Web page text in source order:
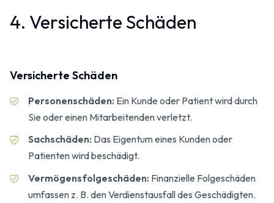
4. Versicherte Schäden
Versicherte Schäden
Personenschäden: Ein Kunde oder Patient wird durch
Sie oder einen Mitarbeitenden verletzt.
Sachschäden: Das Eigentum eines Kunden oder
Patienten wird beschädigt.
Vermögensfolgeschäden: Finanzielle Folgeschäden
umfassen z. B. den Verdienstausfall des Geschädigten.